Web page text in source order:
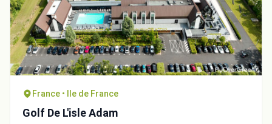
France • Ile de France
Golf De L'isle Adam